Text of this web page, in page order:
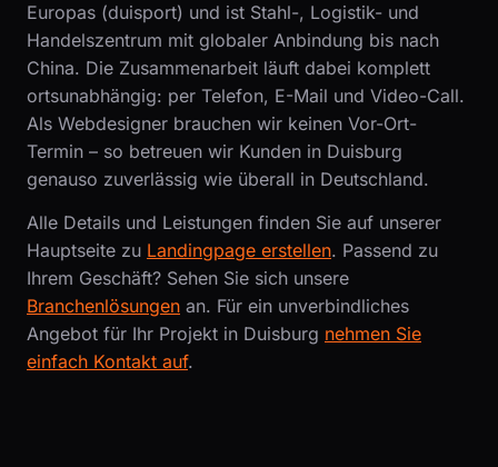
Europas (duisport) und ist Stahl-, Logistik- und
Handelszentrum mit globaler Anbindung bis nach
China. Die Zusammenarbeit läuft dabei komplett
ortsunabhängig: per Telefon, E-Mail und Video-Call.
Als Webdesigner brauchen wir keinen Vor-Ort-
Termin – so betreuen wir Kunden in Duisburg
genauso zuverlässig wie überall in Deutschland.
Alle Details und Leistungen finden Sie auf unserer
Hauptseite zu Landingpage erstellen. Passend zu
Ihrem Geschäft? Sehen Sie sich unsere
Branchenlösungen an. Für ein unverbindliches
Angebot für Ihr Projekt in Duisburg nehmen Sie
einfach Kontakt auf.